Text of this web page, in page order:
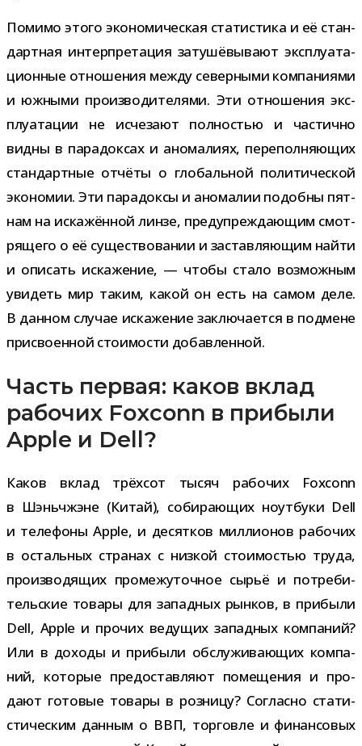
Помимо этого эко­но­ми­че­ская ста­ти­стика и её стан­
дарт­ная интер­пре­та­ция зату­шё­вы­вают экс­плу­а­та­
ци­он­ные отно­ше­ния между север­ными ком­па­ни­ями
и южными про­из­во­ди­те­лями. Эти отно­ше­ния экс­
плу­а­та­ции не исче­зают пол­но­стью и частично
видны в пара­док­сах и ано­ма­лиях, пере­пол­ня­ю­щих
стан­дарт­ные отчёты о гло­баль­ной поли­ти­че­ской
эко­но­мии. Эти пара­доксы и ано­ма­лии подобны пят­
нам на иска­жён­ной линзе, пре­ду­пре­жда­ю­щим смот­
ря­щего о её суще­ство­ва­нии и застав­ля­ю­щим найти
и опи­сать иска­же­ние, — чтобы стало воз­мож­ным
уви­деть мир таким, какой он есть на самом деле.
В дан­ном слу­чае иска­же­ние заклю­ча­ется в под­мене
при­сво­ен­ной сто­и­мо­сти добавленной.
Часть первая: каков вклад
рабочих Foxconn в прибыли
Apple и Dell?
Каков вклад трёх­сот тысяч рабо­чих Foxconn
в Шэньчжэне (Китай), соби­ра­ю­щих ноут­буки Dell
и теле­фоны Apple, и десят­ков мил­ли­о­нов рабо­чих
в осталь­ных стра­нах с низ­кой сто­и­мо­стью труда,
про­из­во­дя­щих про­ме­жу­точ­ное сырьё и потре­би­
тель­ские товары для запад­ных рын­ков, в при­были
Dell, Apple и про­чих веду­щих запад­ных ком­па­ний?
Или в доходы и при­были обслу­жи­ва­ю­щих ком­па­
ний, кото­рые предо­став­ляют поме­ще­ния и про­
дают гото­вые товары в роз­ницу? Согласно ста­ти­
сти­че­ским дан­ным о ВВП, тор­говле и финан­со­вых